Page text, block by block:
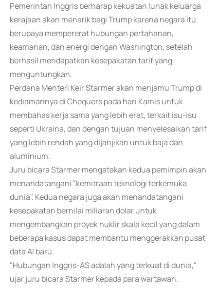
Pemerintah Inggris berharap kekuatan lunak keluarga
kerajaan akan menarik bagi Trump karena negara itu
berupaya mempererat hubungan pertahanan,
keamanan, dan energi dengan Washington, setelah
berhasil mendapatkan kesepakatan tarif yang
menguntungkan.
Perdana Menteri Keir Starmer akan menjamu Trump di
kediamannya di Chequers pada hari Kamis untuk
membahas kerja sama yang lebih erat, terkait isu-isu
seperti Ukraina, dan dengan tujuan menyelesaikan tarif
yang lebih rendah yang dijanjikan untuk baja dan
aluminium.
Juru bicara Starmer mengatakan kedua pemimpin akan
menandatangani "kemitraan teknologi terkemuka
dunia". Kedua negara juga akan menandatangani
kesepakatan bernilai miliaran dolar untuk
mengembangkan proyek nuklir skala kecil yang dalam
beberapa kasus dapat membantu menggerakkan pusat
data AI baru.
"Hubungan Inggris-AS adalah yang terkuat di dunia,"
ujar juru bicara Starmer kepada para wartawan.